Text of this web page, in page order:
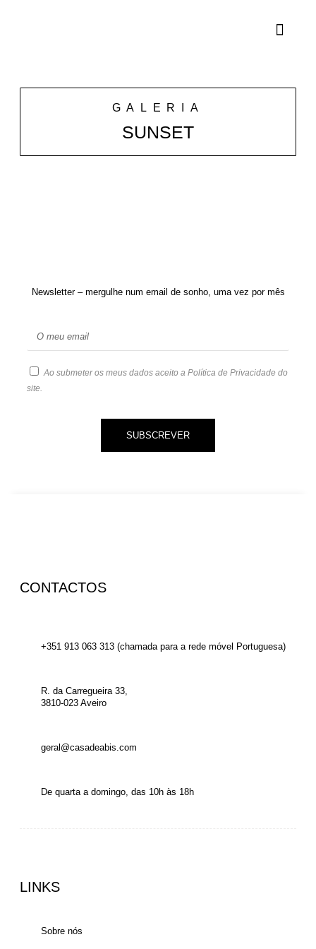
GALERIA
SUNSET
Newsletter – mergulhe num email de sonho, uma vez por mês
Ao submeter os meus dados aceito a Política de Privacidade do
site.
SUBSCREVER
LINKS
Sobre nós
CONTACTOS
+351 913 063 313 (chamada para a rede móvel Portuguesa)
R. da Carregueira 33,
3810-023 Aveiro
geral@casadeabis.com
De quarta a domingo, das 10h às 18h